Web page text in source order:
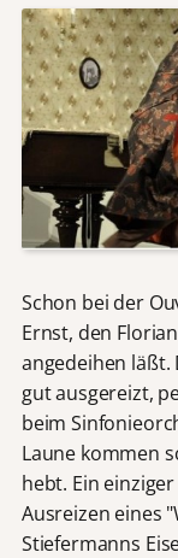
Schon bei der
Ernst, den
angedeihen läßt.
gut ausgereizt,
beim
Laune kommen
hebt. Ein
Ausreizen eines
Stiefermanns